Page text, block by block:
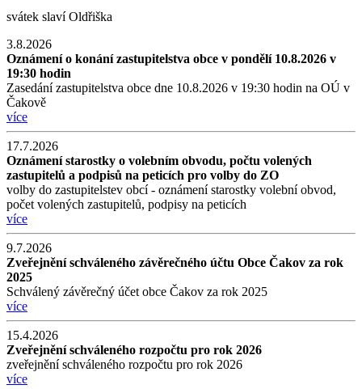
svátek slavíOldřiška
3.8.2026
Oznámení o konání zastupitelstva obce v pondělí 10.8.2026 v
19:30 hodin
Zasedání zastupitelstva obce dne 10.8.2026 v 19:30 hodin na OÚ v
Čakově
více
17.7.2026
Oznámení starostky o volebním obvodu, počtu volených
zastupitelů a podpisů na peticích pro volby do ZO
volby do zastupitelstev obcí - oznámení starostky volební obvod,
počet volených zastupitelů, podpisy na peticích
více
9.7.2026
Zveřejnění schváleného závěrečného účtu Obce Čakov za rok
2025
Schválený závěrečný účet obce Čakov za rok 2025
více
15.4.2026
Zveřejnění schváleného rozpočtu pro rok 2026
zveřejnění schváleného rozpočtu pro rok 2026
více